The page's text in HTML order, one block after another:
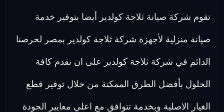
تقوم شركة صيانة ثلاجة كولدير أيضا بتوفير خدمة
صيانة منزلية لأجهزة شركة ثلاجة كولدير بمصر لحرصنا
الدائم في شركة ثلاجة كولدير على ان نقدم كافة
الحلول بأفضل الطرق الممكنة من خلال توفير قطع
الغيار الاصلية وبخدمة تتوافق مع اعلي معايير الجودة